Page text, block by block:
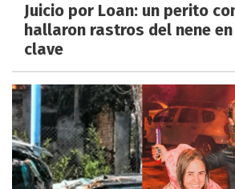
Juicio por Loan: un perito
hallaron rastros del nene
clave